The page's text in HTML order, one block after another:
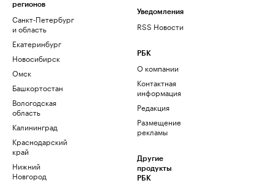
регионов
Санкт-Петербург
и область
Екатеринбург
Новосибирск
Омск
Башкортостан
Вологодская
область
Калининград
Краснодарский
край
Нижний
Новгород
Уведомления
RSS Новости
РБК
О компании
Контактная
информация
Редакция
Размещение
рекламы
Другие
продукты
РБК